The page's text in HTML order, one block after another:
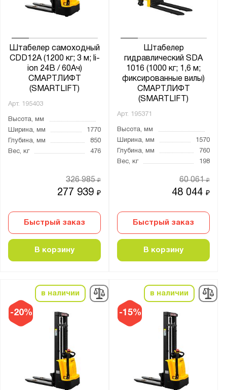
Штабелер самоходный
CDD12A (1200 кг; 3 м; li-
ion 24В / 60Ач)
СМАРТЛИФТ
(SMARTLIFT)
Арт. 195403
Высота, мм
Ширина, мм
1770
Глубина, мм
850
Вес, кг
476
277 939₽
326 985₽
Быстрый заказ
В корзину
Штабелер
гидравлический SDA
1016 (1000 кг; 1,6 м;
фиксированные вилы)
СМАРТЛИФТ
(SMARTLIFT)
Арт. 195371
Высота, мм
Ширина, мм
1570
Глубина, мм
760
Вес, кг
198
48 044₽
60 061₽
Быстрый заказ
В корзину
-20%
в наличии
-15%
в наличии